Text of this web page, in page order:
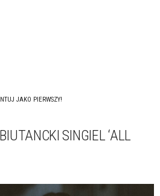
JAKO PIERWSZY!
SINGIEL ‘ALL